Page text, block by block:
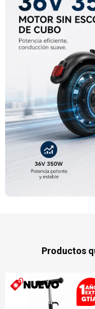
Productos